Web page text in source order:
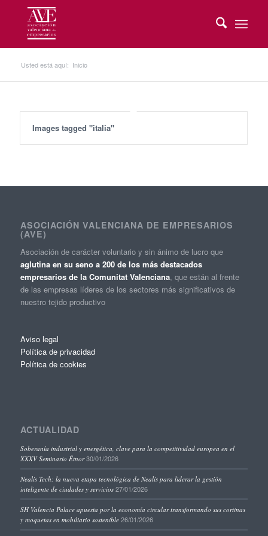
Usted está aquí: Inicio
Images tagged "italia"
ASOCIACIÓN VALENCIANA DE EMPRESARIOS
(AVE)
Asociación de carácter voluntario y sin ánimo de lucro que
aglutina en su seno a 200 de los más destacados
empresarios de la Comunitat Valenciana, que están al frente
de las empresas líderes de los sectores más significativos de
nuestro tejido productivo
Aviso legal
Política de privacidad
Política de cookies
ACTUALIDAD
Soberanía industrial y energética, clave para la competitividad europea en el
XXXV Seminario Étnor 30/01/2026
Nealis Tech: la nueva etapa tecnológica de Nealis para liderar la gestión
inteligente de ciudades y servicios 27/01/2026
SH Valencia Palace apuesta por la economía circular transformando sus cortinas
y moquetas en mobiliario sostenible 26/01/2026